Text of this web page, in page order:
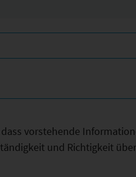
vorstehende
und Richtigkeit